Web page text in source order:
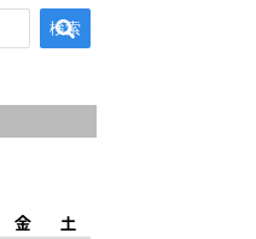
金
土